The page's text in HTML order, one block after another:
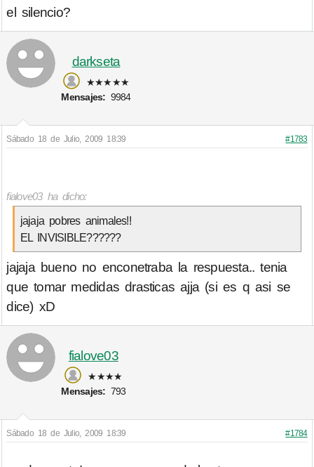
el silencio?
darkseta
★★★★★
Mensajes: 9984
Sábado 18 de Julio, 2009 18:39 #1783
fialove03 ha dicho:
jajaja pobres animales!!
EL INVISIBLE??????
jajaja bueno no enconetraba la respuesta.. tenia
que tomar medidas drasticas ajja (si es q asi se
dice) xD
fialove03
★★★★
Mensajes: 793
Sábado 18 de Julio, 2009 18:39 #1784